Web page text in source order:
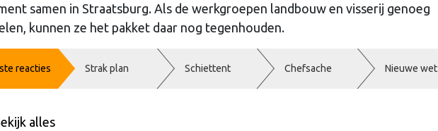
samen in Straatsburg. Als de werkgroepen landbouw en visserij genoeg
kunnen ze het pakket daar nog tegenhouden.
reacties Strak plan Schiettent Chefsache Nieuwe wet
alles